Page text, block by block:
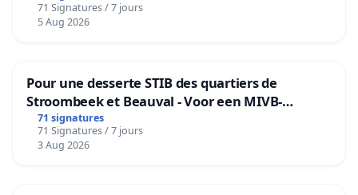
71 Signatures / 7 jours
5 Aug 2026
Pour une desserte STIB des quartiers de
Stroombeek et Beauval - Voor een MIVB-
bediening van de wijken Strombeek en Het
Voor
71 signatures
71 Signatures / 7 jours
3 Aug 2026